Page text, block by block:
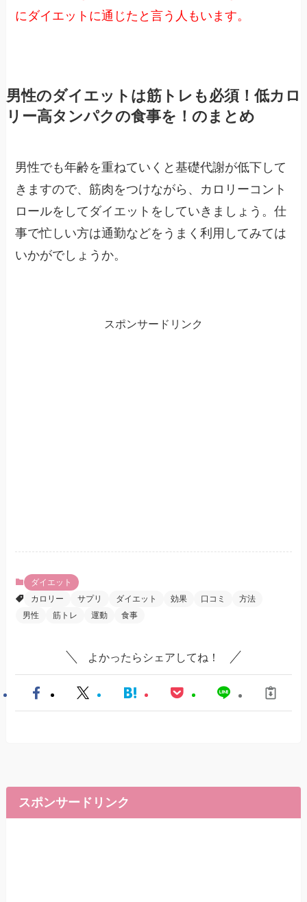
にダイエットに通じたと言う人もいます。
男性のダイエットは筋トレも必須！低カロ
リー高タンパクの食事を！のまとめ
男性でも年齢を重ねていくと基礎代謝が低下して
きますので、筋肉をつけながら、カロリーコント
ロールをしてダイエットをしていきましょう。仕
事で忙しい方は通勤などをうまく利用してみては
いかがでしょうか。
スポンサードリンク
ダイエット
カロリー
サプリ ダイエット 効果 口コミ
方法
男性
筋トレ 運動 食事
よかったらシェアしてね！
スポンサードリンク